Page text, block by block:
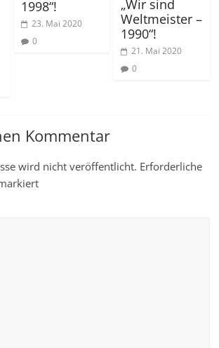
1998“!
23. Mai 2020
0
„Wir sind
Weltmeister –
1990“!
21. Mai 2020
0
Kommentar
wird nicht veröffentlicht. Erforderliche